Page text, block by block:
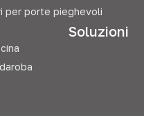
per porte pieghevoli
Soluzioni